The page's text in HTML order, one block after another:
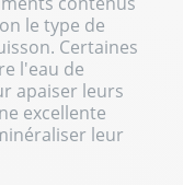
le type de
Certaines
l'eau de
apaiser leurs
excellente
leur